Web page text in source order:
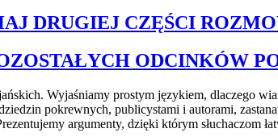
DRUGIEJ CZĘŚCI
ODCINKÓW
Wyjaśniamy prostym językiem, dlaczego
pokrewnych, publicystami i autorami,
argumenty, dzięki którym słuchaczom